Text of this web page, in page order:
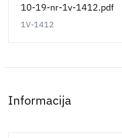
10-19-nr-1v-1412.pdf
1V-1412
Informacija